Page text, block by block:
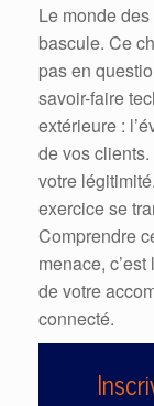
Le monde
bascule. Ce
pas en
savoir-faire
extérieure :
de vos
votre
exercice se
Comprendre
menace,
de votre
connecté.